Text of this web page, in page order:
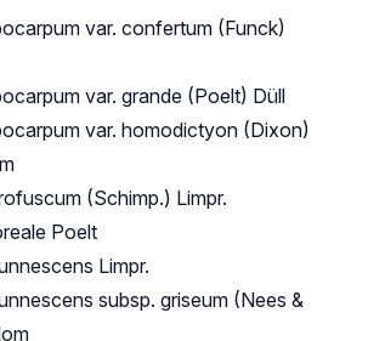
var. confertum (Funck)
var. grande (Poelt) Düll
var. homodictyon (Dixon)
(Schimp.) Limpr.
Poelt
Limpr.
subsp. griseum (Nees &